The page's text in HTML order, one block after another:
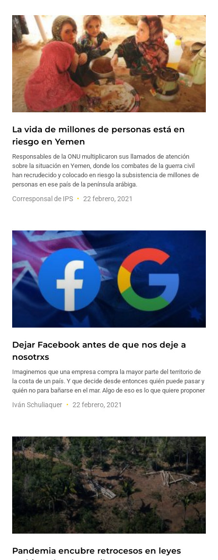
La vida de millones de personas está en
riesgo en Yemen
Responsables de la ONU multiplicaron sus llamados de atención
sobre la situación en Yemen, donde los combates de la guerra civil
han recrudecido y colocado en riesgo la subsistencia de millones de
personas en ese país de la península arábiga.
Corresponsal de IPS 22 febrero, 2021
Dejar Facebook antes de que nos deje a
nosotrxs
Imaginemos que una empresa compra la mayor parte del territorio de
la costa de un país. Y que decide desde entonces quién puede pasar y
quién no para bañarse en el mar. Algo de eso es lo que quiere proponer
Iván Schuliaquer 22 febrero, 2021
Pandemia encubre retrocesos en leyes